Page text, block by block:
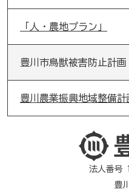
「人・農地プラン」
豊川市鳥獣被害防止計画
豊川農業振興地域整備計
法人番号
豊